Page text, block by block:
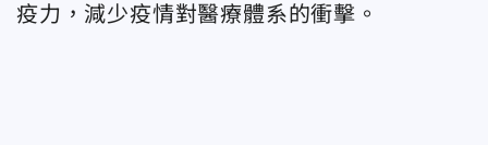
疫力，減少疫情對醫療體系的衝擊。